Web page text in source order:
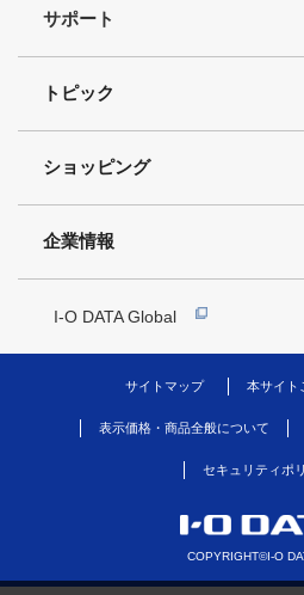
サポート
トピック
ショッピング
企業情報
I-O DATA Global
サイトマップ 本サイト
表示価格・商品全般について
セキュリティポ
COPYRIGHT©I-O